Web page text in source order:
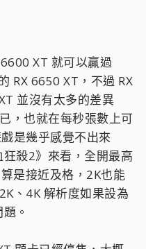
XT 就可以贏過
RX 6650 XT，不過 RX
並沒有太多的差異
，也就在每秒張數上可
是幾乎感覺不出來
殺2》來看，全開最高
是接近及格，2K也能
、4K 解析度如果設為
。